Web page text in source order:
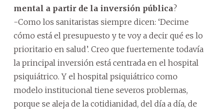
mental a partir de la inversión pública?
-Como los sanitaristas siempre dicen: ‘Decime
cómo está el presupuesto y te voy a decir qué es lo
prioritario en salud’. Creo que fuertemente todavía
la principal inversión está centrada en el hospital
psiquiátrico. Y el hospital psiquiátrico como
modelo institucional tiene severos problemas,
porque se aleja de la cotidianidad, del día a día, de